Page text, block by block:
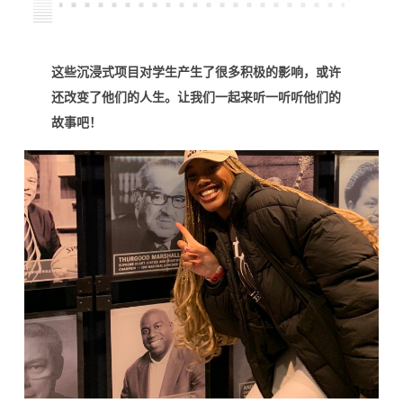
这些沉浸式项目对学生产生了很多积极的影响，或许
还改变了他们的人生。让我们一起来听一听听他们的
故事吧！